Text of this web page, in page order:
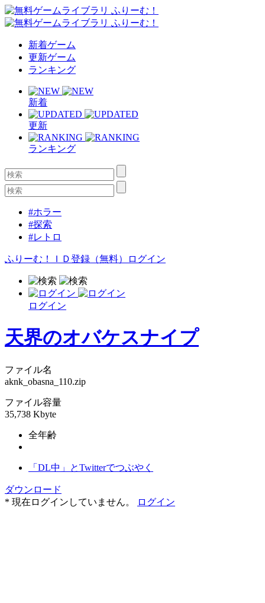
新着ゲーム
更新ゲーム
ランキング
新着
更新
ランキング
#ホラー
#探索
#レトロ
ふりーむ！ＩＤ登録（無料） ログイン
ログイン
天界のオバケスナイプ
ファイル名
aknk_obasna_110.zip
ファイル容量
35,738 Kbyte
全年齢
「DL中」とTwitterでつぶやく
ダウンロード
* 現在ログインしていません。
ログイン